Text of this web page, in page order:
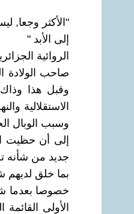
"الأكثر وجعا,
إلى الأبد "
الروائية
صاحب الولادة
وقبل هذا وذاك
الاستقلالية
وسبب الوبال
إلى أن حظيت
جديد من شأنه
بما خلق لديهم
خصوصا بعدما
الأولى